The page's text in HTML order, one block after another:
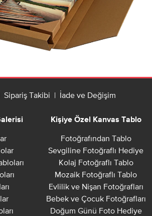
Sipariş Takibi | İade ve Değişim
Kişiye Özel Kanvas Tablo
Fotoğrafından Tablo
Sevgiline Fotoğraflı Hediye
Kolaj Fotoğraflı Tablo
Mozaik Fotoğraflı Tablo
Evlilik ve Nişan Fotoğrafları
Bebek ve Çocuk Fotoğrafları
Doğum Günü Foto Hediye